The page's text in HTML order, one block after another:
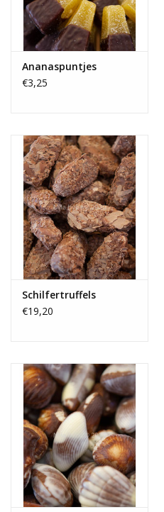
Ananaspuntjes
€3,25
Schilfertruffels
€19,20